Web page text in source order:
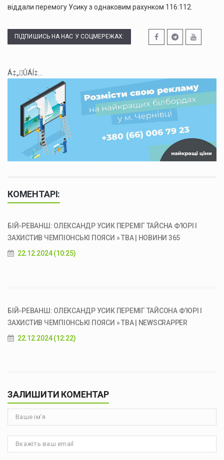
віддали перемогу Усику з однаковим рахунком 116:112.
ПІДПИШИСЬ НА НАС У СОЦМЕРЕЖАХ:
Á‡„ÛÁÍ‡...
КОМЕНТАРІ:
БІЙ-РЕВАНШ: ОЛЕКСАНДР УСИК ПЕРЕМІГ ТАЙСНА Ф’ЮРІ І
ЗАХИСТИВ ЧЕМПІОНСЬКІ ПОЯСИ » ТВА | НОВИНИ 365
22.12.2024 (10:25)
БІЙ-РЕВАНШ: ОЛЕКСАНДР УСИК ПЕРЕМІГ ТАЙСОНА Ф’ЮРІ І
ЗАХИСТИВ ЧЕМПІОНСЬКІ ПОЯСИ » ТВА | NEWSCRAPPER
22.12.2024 (12:22)
ЗАЛИШИТИ КОМЕНТАР